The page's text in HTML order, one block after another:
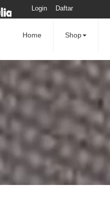
Login Daftar
Home Shop